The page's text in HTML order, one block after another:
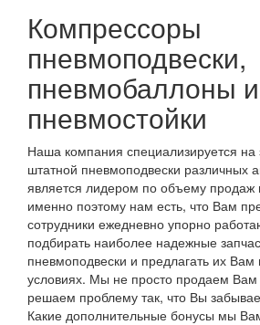
Компрессоры
пневмоподвески,
пневмобаллоны и
пневмостойки
Наша компания специализируется на
штатной пневмоподвески различных
является лидером по объему продаж
именно поэтому нам есть, что Вам
сотрудники ежедневно упорно
подбирать наиболее надежные
пневмоподвески и предлагать их
условиях. Мы не просто продаем Вам
решаем проблему так, что Вы
Какие дополнительные бонусы мы